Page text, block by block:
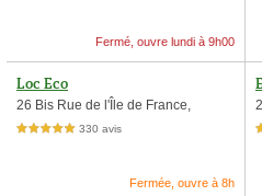
Fermé, ouvre lundi à 9h00
Loc Eco
26 Bis Rue de l'Île de France,
5,0 étoiles sur 5 330 avis
Fermée, ouvre à 8h